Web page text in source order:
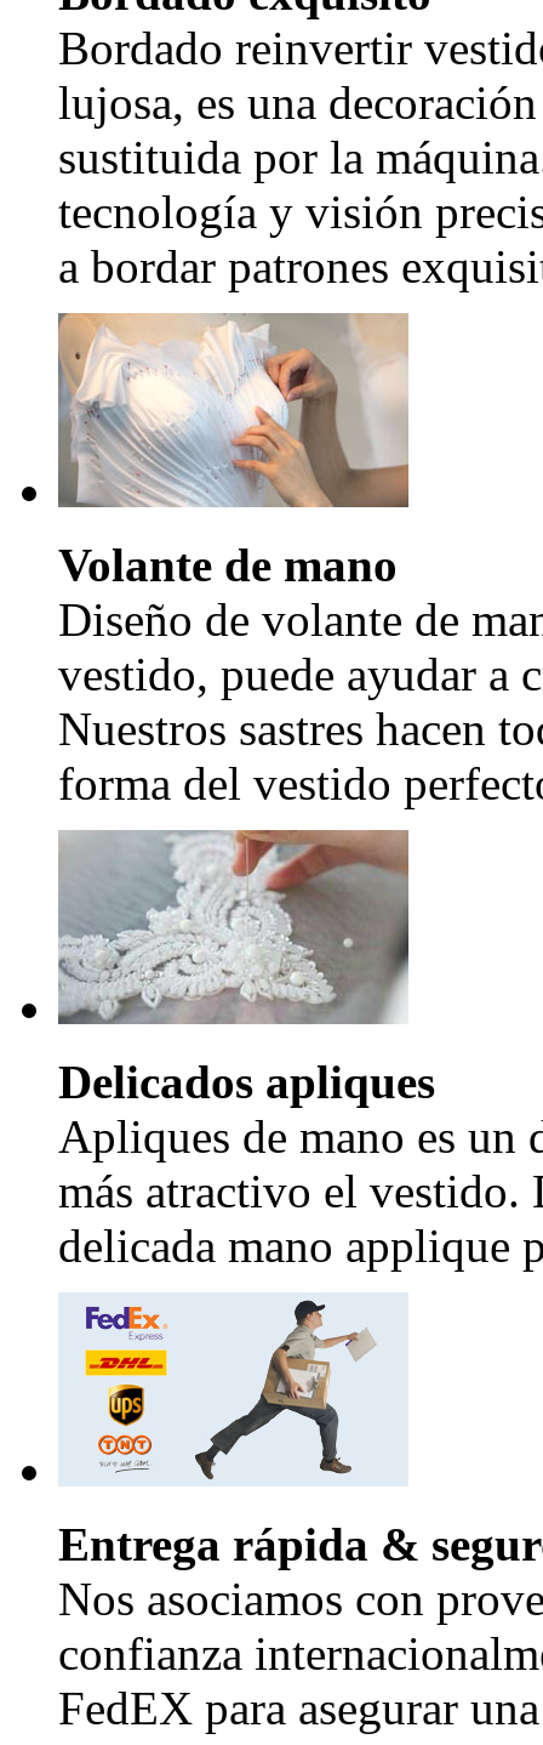
Bordado reinvertir
lujosa, es una
sustituida por la
tecnología y visión
a bordar patrones
Volante de mano
Diseño de volante de
vestido, puede ayudar a
Nuestros sastres hacen
forma del vestido
Delicados apliques
Apliques de mano es un
más atractivo el
delicada mano applique
Entrega rápida &
Nos asociamos con
confianza
FedEX para asegurar